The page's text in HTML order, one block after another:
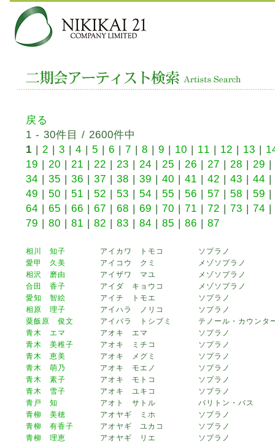
戻る
1 - 30件目 / 2600件中
1 | 2 | 3 | 4 | 5 | 6 | 7 | 8 | 9 | 10 | 11 | 12 | 13 |
19 | 20 | 21 | 22 | 23 | 24 | 25 | 26 | 27 | 28 | 29 |
34 | 35 | 36 | 37 | 38 | 39 | 40 | 41 | 42 | 43 | 44 |
49 | 50 | 51 | 52 | 53 | 54 | 55 | 56 | 57 | 58 | 59 |
64 | 65 | 66 | 67 | 68 | 69 | 70 | 71 | 72 | 73 | 74 |
79 | 80 | 81 | 82 | 83 | 84 | 85 | 86 | 87
相川 知子 アイカワ トモコ
ソプラノ
愛甲 久美
アイコウ クミ
メゾソプラノ
相沢 磨由
アイザワ マユ
メゾソプラノ
合田 香子
アイダ キョウコ
メゾソプラノ
愛知 智絵
アイチ トモエ
ソプラノ
相原 理子
アイハラ ノリコ
ソプラノ
粟飯原 俊文
アイバラ トシブミ
テノール・カウンタ
青木 エマ
アオキ エマ
ソプラノ
青木 美稚子
アオキ ミチコ
ソプラノ
青木 恵美
アオキ メグミ
ソプラノ
青木 萌乃
アオキ モエノ
ソプラノ
青木 素子
アオキ モトコ
ソプラノ
青木 雪子
アオキ ユキコ
ソプラノ
青戸 知
アオト サトル
バリトン・バス
青柳 美穂
アオヤギ ミホ
ソプラノ
青柳 有香子
アオヤギ ユカコ
ソプラノ
青柳 理恵
アオヤギ リエ
ソプラノ